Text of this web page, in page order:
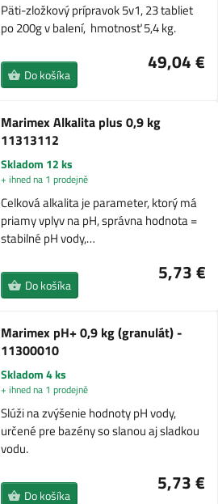
Päti-zložkový prípravok 5v1, 23 tabliet
po 200g v balení, hmotnosť 5,4 kg.
49,04 €
Do košíka
Marimex Alkalita plus 0,9 kg
11313112
Skladom 12 ks
+ ihned na 1 prodejně
Celková alkalita je parameter, ktorý má
priamy vplyv na pH, správna hodnota =
stabilné pH vody,…
5,73 €
Do košíka
Marimex pH+ 0,9 kg (granulát) -
11300010
Skladom 4 ks
+ ihned na 1 prodejně
Slúži na zvýšenie hodnoty pH vody,
určené pre bazény so slanou aj sladkou
vodu.
5,73 €
Do košíka